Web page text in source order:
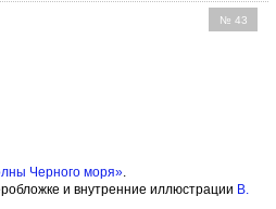
№ 43
Черного моря».
и внутренние иллюстрации В.